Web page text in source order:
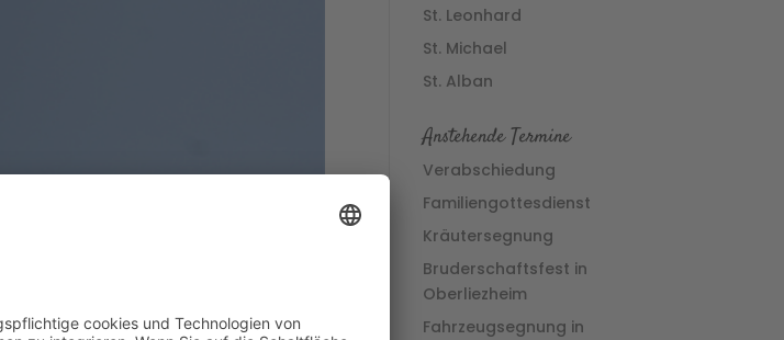
St. Leonhard
St. Michael
St. Alban
Anstehende Termine
Verabschiedung
Familiengottesdienst
Kräutersegnung
Bruderschaftsfest in
Oberliezheim
Fahrzeugsegnung in